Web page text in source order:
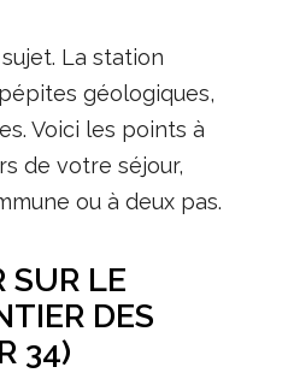
La station
géologiques,
Voici les points à
de votre séjour,
ou à deux pas.
SUR LE
DES
34)